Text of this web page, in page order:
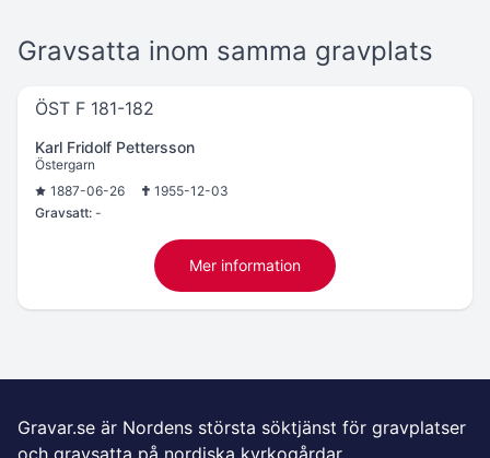
Gravsatta inom samma gravplats
ÖST F 181-182
Karl Fridolf Pettersson
Östergarn
1887-06-26
1955-12-03
Gravsatt: -
Mer information
Gravar.se är Nordens största söktjänst för gravplatser
och gravsatta på nordiska kyrkogårdar.